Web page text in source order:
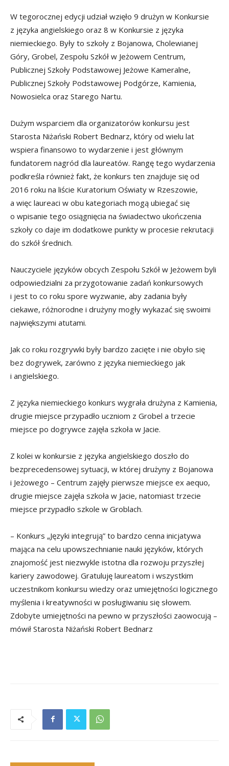
W tegorocznej edycji udział wzięło 9 drużyn w Konkursie
z języka angielskiego oraz 8 w Konkursie z języka
niemieckiego. Były to szkoły z Bojanowa, Cholewianej
Góry, Grobel, Zespołu Szkół w Jeżowem Centrum,
Publicznej Szkoły Podstawowej Jeżowe Kameralne,
Publicznej Szkoły Podstawowej Podgórze, Kamienia,
Nowosielca oraz Starego Nartu.
Dużym wsparciem dla organizatorów konkursu jest
Starosta Niżański Robert Bednarz, który od wielu lat
wspiera finansowo to wydarzenie i jest głównym
fundatorem nagród dla laureatów. Rangę tego wydarzenia
podkreśla również fakt, że konkurs ten znajduje się od
2016 roku na liście Kuratorium Oświaty w Rzeszowie,
a więc laureaci w obu kategoriach mogą ubiegać się
o wpisanie tego osiągnięcia na świadectwo ukończenia
szkoły co daje im dodatkowe punkty w procesie rekrutacji
do szkół średnich.
Nauczyciele języków obcych Zespołu Szkół w Jeżowem byli
odpowiedzialni za przygotowanie zadań konkursowych
i jest to co roku spore wyzwanie, aby zadania były
ciekawe, różnorodne i drużyny mogły wykazać się swoimi
największymi atutami.
Jak co roku rozgrywki były bardzo zacięte i nie obyło się
bez dogrywek, zarówno z języka niemieckiego jak
i angielskiego.
Z języka niemieckiego konkurs wygrała drużyna z Kamienia,
drugie miejsce przypadło uczniom z Grobel a trzecie
miejsce po dogrywce zajęła szkoła w Jacie.
Z kolei w konkursie z języka angielskiego doszło do
bezprecedensowej sytuacji, w której drużyny z Bojanowa
i Jeżowego – Centrum zajęły pierwsze miejsce ex aequo,
drugie miejsce zajęła szkoła w Jacie, natomiast trzecie
miejsce przypadło szkole w Groblach.
– Konkurs „Języki integrują” to bardzo cenna inicjatywa
mająca na celu upowszechnianie nauki języków, których
znajomość jest niezwykle istotna dla rozwoju przyszłej
kariery zawodowej. Gratuluję laureatom i wszystkim
uczestnikom konkursu wiedzy oraz umiejętności logicznego
myślenia i kreatywności w posługiwaniu się słowem.
Zdobyte umiejętności na pewno w przyszłości zaowocują –
mówił Starosta Niżański Robert Bednarz